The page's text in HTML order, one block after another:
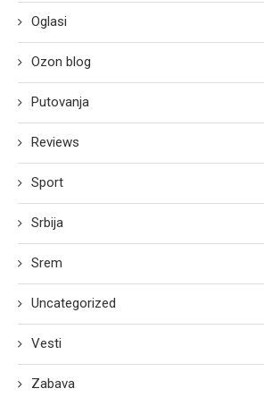
Oglasi
Ozon blog
Putovanja
Reviews
Sport
Srbija
Srem
Uncategorized
Vesti
Zabava